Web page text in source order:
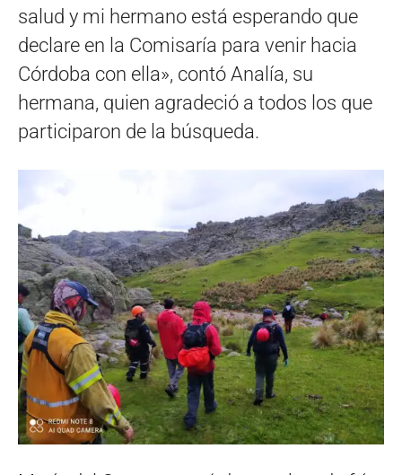
salud y mi hermano está esperando que
declare en la Comisaría para venir hacia
Córdoba con ella», contó Analía, su
hermana, quien agradeció a todos los que
participaron de la búsqueda.